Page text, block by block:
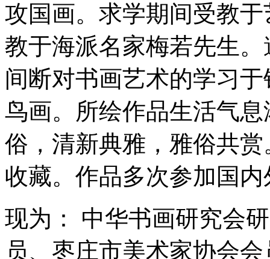
攻国画。求学期间受教
教于海派名家梅若先生
间断对书画艺术的学习
鸟画。所绘作品生活气
俗，清新典雅，雅俗共
收藏。作品多次参加国
现为： 中华书画研究会
员、枣庄市美术家协会